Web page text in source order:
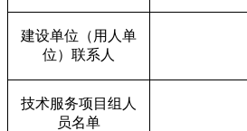
建设单位（用人单
位）联系人
技术服务项目组人
员名单